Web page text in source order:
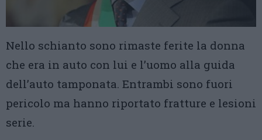
Nello schianto sono rimaste ferite la donna
che era in auto con lui e l’uomo alla guida
dell’auto tamponata. Entrambi sono fuori
pericolo ma hanno riportato fratture e lesioni
serie.